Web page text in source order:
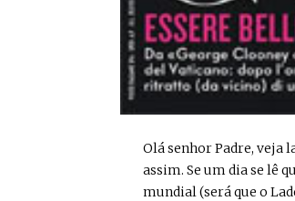
Olá senhor Padre, veja
assim. Se um dia se lê
mundial (será que o